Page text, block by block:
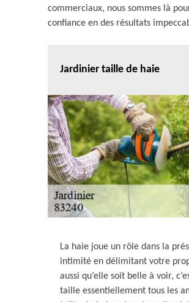
commerciaux, nous sommes là
confiance en des résultats
Jardinier taille de haie
La haie joue un rôle dans la
intimité en délimitant votre
aussi qu’elle soit belle à voir,
taille essentiellement tous les